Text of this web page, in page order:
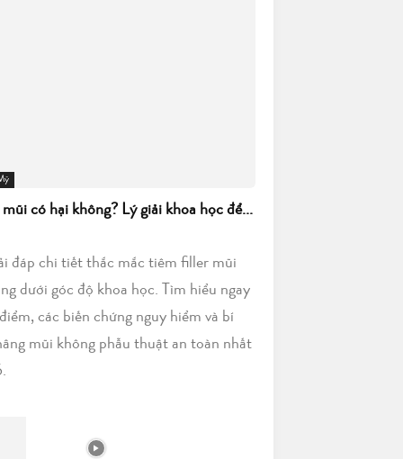
có hại không? Lý giải khoa học để...
đáp chi tiết thắc mắc tiêm filler mũi
dưới góc độ khoa học. Tìm hiểu ngay
các biến chứng nguy hiểm và bí
mũi không phẫu thuật an toàn nhất